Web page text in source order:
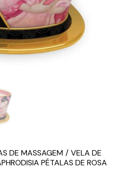
DE MASSAGEM
VELA DE
PÉTALAS DE ROSA